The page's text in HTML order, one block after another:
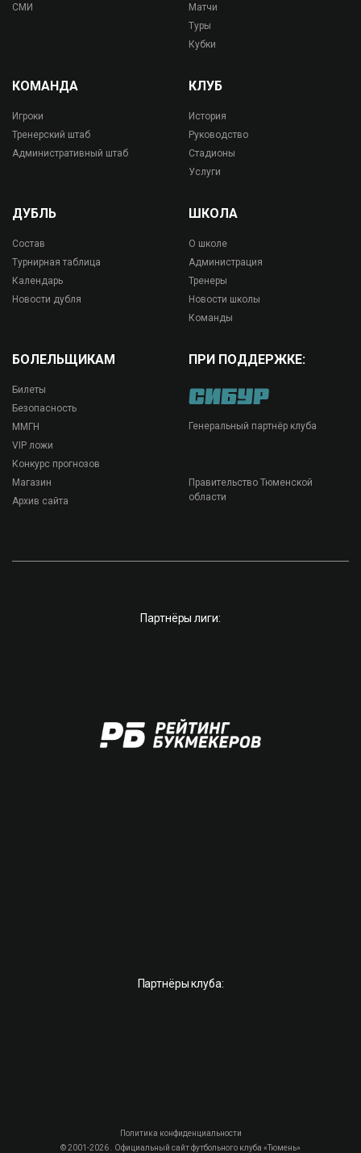
СМИ
Матчи
Туры
Кубки
КОМАНДА
Игроки
Тренерский штаб
Административный штаб
КЛУБ
История
Руководство
Стадионы
Услуги
ДУБЛЬ
Состав
Турнирная таблица
Календарь
Новости дубля
ШКОЛА
О школе
Администрация
Тренеры
Новости школы
Команды
БОЛЕЛЬЩИКАМ
Билеты
Безопасность
ММГН
VIP ложи
Конкурс прогнозов
Магазин
Архив сайта
ПРИ ПОДДЕРЖКЕ:
Генеральный партнёр клуба
Правительство Тюменской
области
Партнёры лиги:
Партнёры клуба:
Политика конфиденциальности
© 2001-2026 . Официальный сайт футбольного клуба «Тюмень»